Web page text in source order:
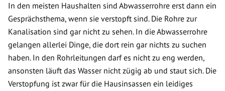
In den meisten Haushalten sind Abwasserrohre erst dann ein
Gesprächsthema, wenn sie verstopft sind. Die Rohre zur
Kanalisation sind gar nicht zu sehen. In die Abwasserrohre
gelangen allerlei Dinge, die dort rein gar nichts zu suchen
haben. In den Rohrleitungen darf es nicht zu eng werden,
ansonsten läuft das Wasser nicht zügig ab und staut sich. Die
Verstopfung ist zwar für die Hausinsassen ein leidiges